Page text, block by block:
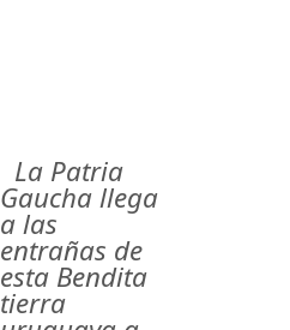
La Patria
Gaucha llega
a las
entrañas de
esta Bendita
tierra